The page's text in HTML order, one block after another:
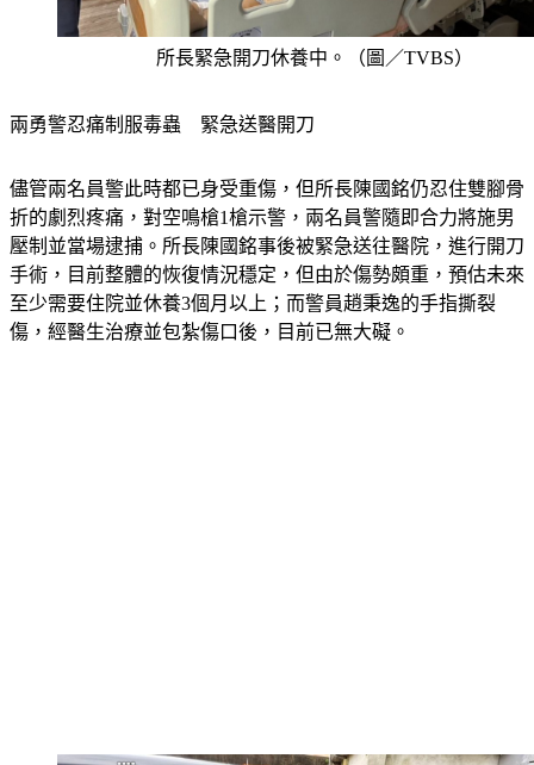
所長緊急開刀休養中。（圖／TVBS）
兩勇警忍痛制服毒蟲　緊急送醫開刀
儘管兩名員警此時都已身受重傷，但所長陳國銘仍忍住雙腳骨
折的劇烈疼痛，對空鳴槍1槍示警，兩名員警隨即合力將施男
壓制並當場逮捕。所長陳國銘事後被緊急送往醫院，進行開刀
手術，目前整體的恢復情況穩定，但由於傷勢頗重，預估未來
至少需要住院並休養3個月以上；而警員趙秉逸的手指撕裂
傷，經醫生治療並包紮傷口後，目前已無大礙。